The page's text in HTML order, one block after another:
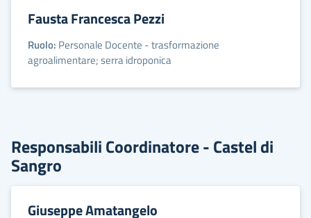
Fausta Francesca Pezzi
Ruolo: Personale Docente - trasformazione
agroalimentare; serra idroponica
Responsabili Coordinatore - Castel di
Sangro
Giuseppe Amatangelo